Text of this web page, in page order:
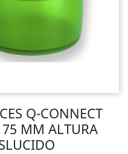
Q-CONNECT
MM ALTURA